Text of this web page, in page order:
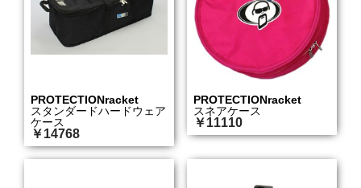
PROTECTIONracket
スタンダードハードウェア
ケース
￥14768
PROTECTIONracket
スネアケース
￥11110